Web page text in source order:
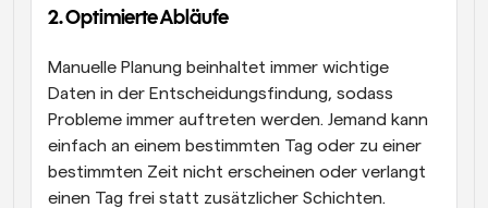
2. Optimierte Abläufe
Manuelle Planung beinhaltet immer wichtige
Daten in der Entscheidungsfindung, sodass
Probleme immer auftreten werden. Jemand kann
einfach an einem bestimmten Tag oder zu einer
bestimmten Zeit nicht erscheinen oder verlangt
einen Tag frei statt zusätzlicher Schichten.